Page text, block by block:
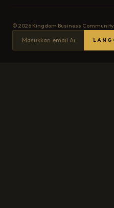
© 2026 Kingdom Business
Masukkan email Anda...